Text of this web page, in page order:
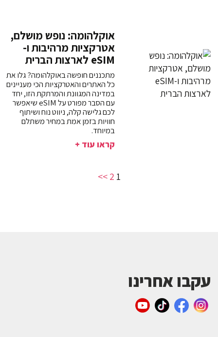
אוקלהומה: נופש מושלם,
אטרקציות מרהיבות ו-
eSIM לארצות הברית
מתכננים חופשה באוקלהומה? גלו את
כל האתרים והאטרקציות הכי מעניינים
במדינה המגוונת והמרתקת הזו, יחד
עם הסבר מפורט על eSIM שיאפשר
לכם גלישה קלה, ניווט נוח ושיתוף
חוויות בזמן אמת במחיר משתלם
במיוחד.
קראו עוד +
1
2
>>
עקבו אחרינו